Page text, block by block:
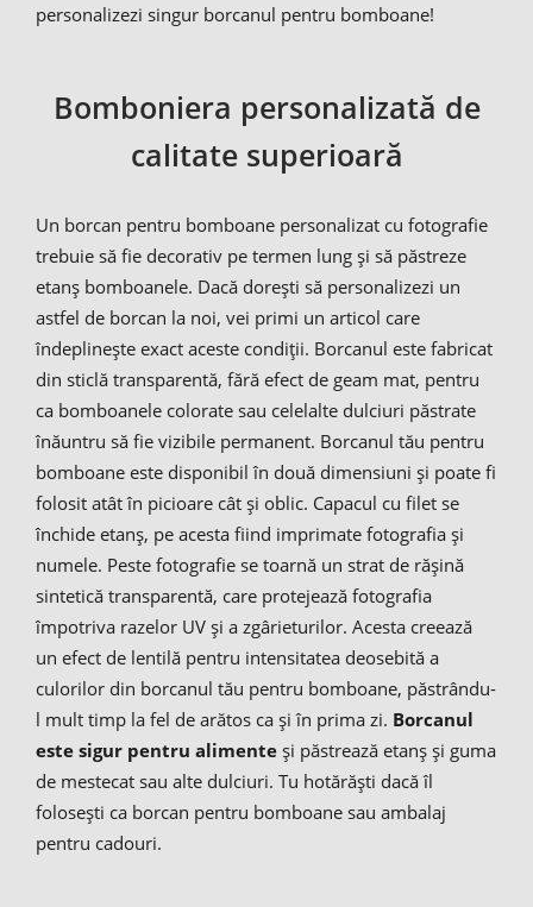
personalizezi singur borcanul pentru bomboane!
Bomboniera personalizată de
calitate superioară
Un borcan pentru bomboane personalizat cu fotografie
trebuie să fie decorativ pe termen lung și să păstreze
etanș bomboanele. Dacă dorești să personalizezi un
astfel de borcan la noi, vei primi un articol care
îndeplinește exact aceste condiții. Borcanul este fabricat
din sticlă transparentă, fără efect de geam mat, pentru
ca bomboanele colorate sau celelalte dulciuri păstrate
înăuntru să fie vizibile permanent. Borcanul tău pentru
bomboane este disponibil în două dimensiuni și poate fi
folosit atât în picioare cât și oblic. Capacul cu filet se
închide etanș, pe acesta fiind imprimate fotografia și
numele. Peste fotografie se toarnă un strat de rășină
sintetică transparentă, care protejează fotografia
împotriva razelor UV și a zgârieturilor. Acesta creează
un efect de lentilă pentru intensitatea deosebită a
culorilor din borcanul tău pentru bomboane, păstrându-
l mult timp la fel de arătos ca și în prima zi. Borcanul
este sigur pentru alimente și păstrează etanș și guma
de mestecat sau alte dulciuri. Tu hotărăști dacă îl
folosești ca borcan pentru bomboane sau ambalaj
pentru cadouri.